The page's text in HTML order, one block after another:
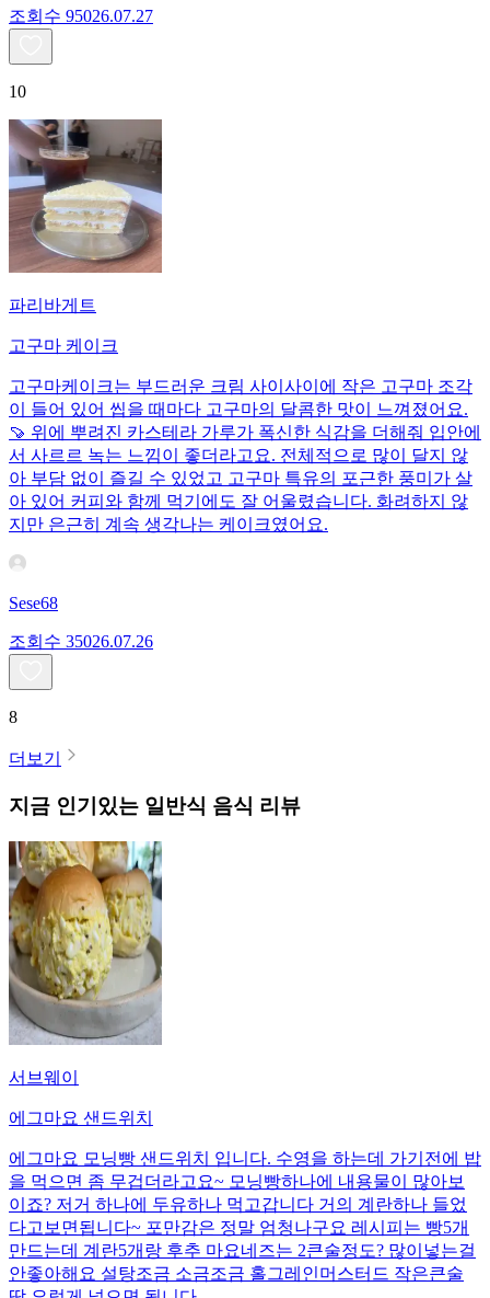
조회수 95026.07.27
10
파리바게트
고구마 케이크
고구마케이크는 부드러운 크림 사이사이에 작은 고구마 조각
이 들어 있어 씹을 때마다 고구마의 달콤한 맛이 느껴졌어요.
🍠 위에 뿌려진 카스테라 가루가 폭신한 식감을 더해줘 입안에
서 사르르 녹는 느낌이 좋더라고요. 전체적으로 많이 달지 않
아 부담 없이 즐길 수 있었고 고구마 특유의 포근한 풍미가 살
아 있어 커피와 함께 먹기에도 잘 어울렸습니다. 화려하지 않
지만 은근히 계속 생각나는 케이크였어요.
Sese68
조회수 35026.07.26
8
더보기
지금 인기있는 일반식 음식 리뷰
서브웨이
에그마요 샌드위치
에그마요 모닝빵 샌드위치 입니다. 수영을 하는데 가기전에 밥
을 먹으면 좀 무겁더라고요~ 모닝빵하나에 내용물이 많아보
이죠? 저거 하나에 두유하나 먹고갑니다 거의 계란하나 들었
다고보면됩니다~ 포만감은 정말 엄청나구요 레시피는 빵5개
만드는데 계란5개랑 후추 마요네즈는 2큰술정도? 많이넣는걸
안좋아해요 설탕조금 소금조금 홀그레인머스터드 작은큰술